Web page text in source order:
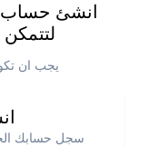
انشئ حساب
يجب ان
سجل حسابك